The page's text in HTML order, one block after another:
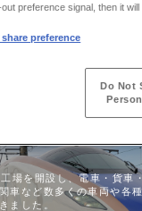
業し、造船業を起点として
場を開設し、電車・貨車
車など数多くの車両や各
ました。
preference signal, then it will
preference
Do Not